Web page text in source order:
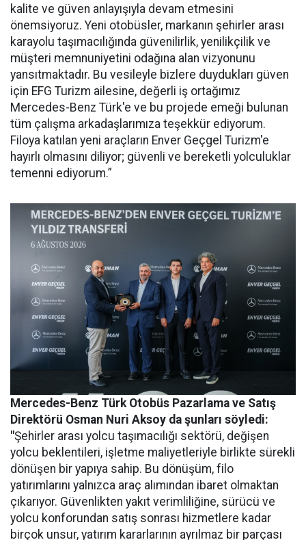
kalite ve güven anlayışıyla devam etmesini
önemsiyoruz. Yeni otobüsler, markanın şehirler arası
karayolu taşımacılığında güvenilirlik, yenilikçilik ve
müşteri memnuniyetini odağına alan vizyonunu
yansıtmaktadır. Bu vesileyle bizlere duydukları güven
için EFG Turizm ailesine, değerli iş ortağımız
Mercedes-Benz Türk'e ve bu projede emeği bulunan
tüm çalışma arkadaşlarımıza teşekkür ediyorum.
Filoya katılan yeni araçların Enver Geçgel Turizm'e
hayırlı olmasını diliyor; güvenli ve bereketli yolculuklar
temenni ediyorum.”
Mercedes-Benz Türk Otobüs Pazarlama ve Satış
Direktörü Osman Nuri Aksoy da şunları söyledi:
"Şehirler arası yolcu taşımacılığı sektörü, değişen
yolcu beklentileri, işletme maliyetleriyle birlikte sürekli
dönüşen bir yapıya sahip. Bu dönüşüm, filo
yatırımlarını yalnızca araç alımından ibaret olmaktan
çıkarıyor. Güvenlikten yakıt verimliliğine, sürücü ve
yolcu konforundan satış sonrası hizmetlere kadar
birçok unsur, yatırım kararlarının ayrılmaz bir parçası